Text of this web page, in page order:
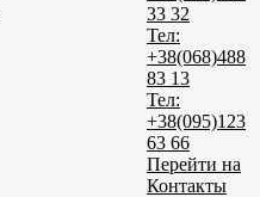
33 32
Тел:
+38(068)488
83 13
Тел:
+38(095)123
63 66
Перейти на
Контакты